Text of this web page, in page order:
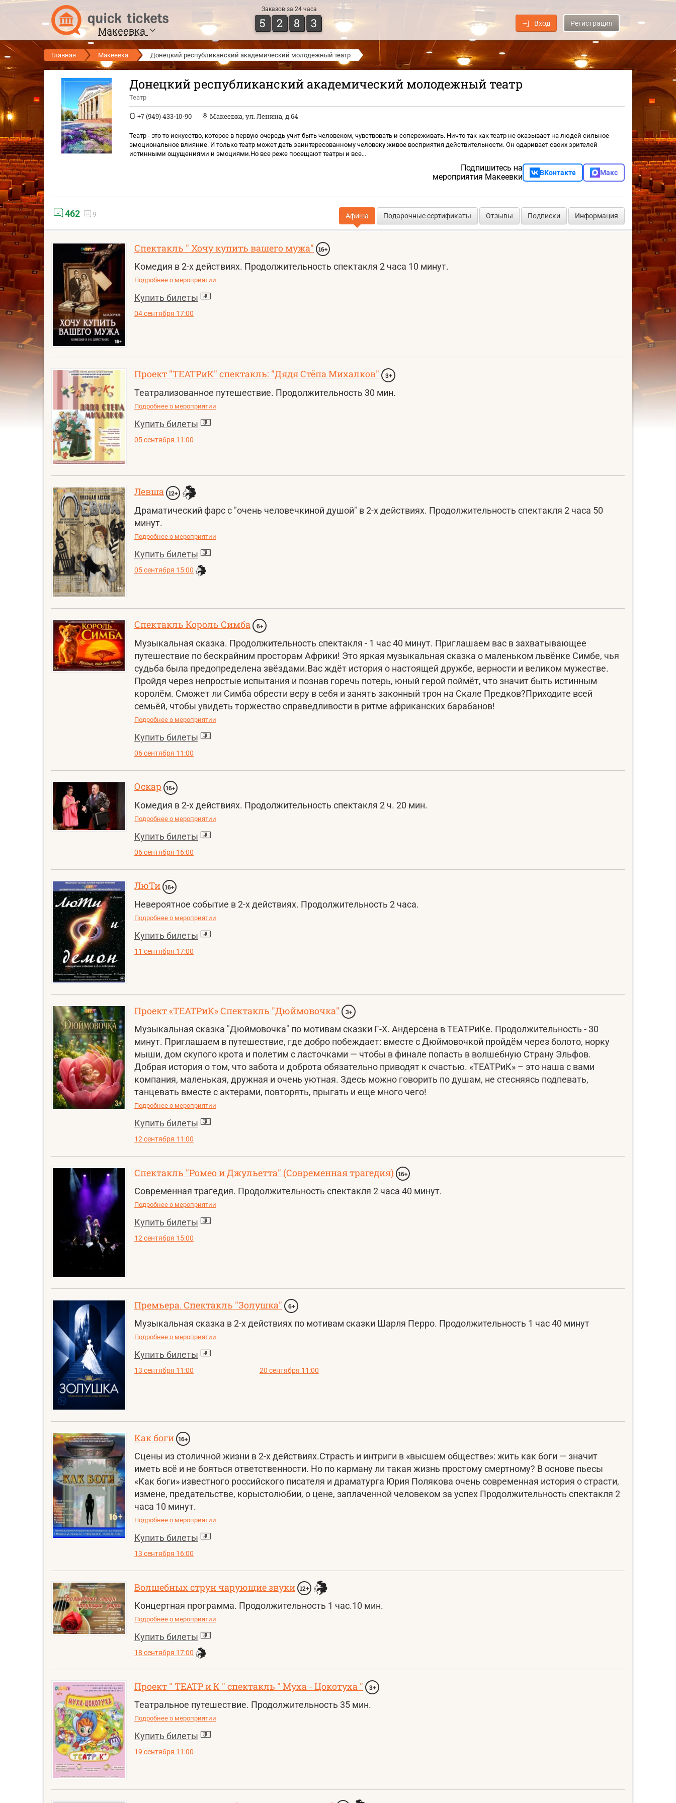
Макеевка
Заказов за 24 часа
5 2 8 3 Вход Регистрация
Главная Макеевка Донецкий республиканский академический молодежный театр
Донецкий республиканский академический молодежный театр
Театр
+7 (949) 433-10-90 Макеевка, ул. Ленина, д.64
Театр - это то искусство, которое в первую очередь учит быть человеком, чувствовать и сопереживать. Ничто так как театр не оказывает на людей сильное
эмоциональное влияние. И только театр может дать заинтересованному человеку живое восприятия действительности. Он одаривает своих зрителей
истинными ощущениями и эмоциями.Но все реже посещают театры и все…
Подпишитесь на
мероприятия Макеевки
ВКонтакте Макс
462 9 Афиша Подарочные сертификаты Отзывы Подписки Информация
Спектакль " Хочу купить вашего мужа" 16+
Комедия в 2-х действиях. Продолжительность спектакля 2 часа 10 минут.
Подробнее о мероприятии
Купить билеты
04 сентября 17:00
Проект "ТЕАТРиК" спектакль: "Дядя Стёпа Михалков" 3+
Театрализованное путешествие. Продолжительность 30 мин.
Подробнее о мероприятии
Купить билеты
05 сентября 11:00
Левша 12+
Драматический фарс с "очень человечкиной душой" в 2-х действиях. Продолжительность спектакля 2 часа 50
минут.
Подробнее о мероприятии
Купить билеты
05 сентября 15:00
Спектакль Король Симба 6+
Музыкальная сказка. Продолжительность спектакля - 1 час 40 минут. Приглашаем вас в захватывающее
путешествие по бескрайним просторам Африки! Это яркая музыкальная сказка о маленьком львёнке Симбе, чья
судьба была предопределена звёздами. ​Вас ждёт история о настоящей дружбе, верности и великом мужестве.
Пройдя через непростые испытания и познав горечь потерь, юный герой поймёт, что значит быть истинным
королём. Сможет ли Симба обрести веру в себя и занять законный трон на Скале Предков? ​Приходите всей
семьёй, чтобы увидеть торжество справедливости в ритме африканских барабанов!
Подробнее о мероприятии
Купить билеты
06 сентября 11:00
Оскар 16+
Комедия в 2-х действиях. Продолжительность спектакля 2 ч. 20 мин.
Подробнее о мероприятии
Купить билеты
06 сентября 16:00
ЛюТи 16+
Невероятное событие в 2-х действиях. Продолжительность 2 часа.
Подробнее о мероприятии
Купить билеты
11 сентября 17:00
Проект «ТЕАТРиК» Спектакль "Дюймовочка" 3+
Музыкальная сказка "Дюймовочка" по мотивам сказки Г-Х. Андерсена в ТЕАТРиКе. Продолжительность - 30
минут. Приглашаем в путешествие, где добро побеждает: вместе с Дюймовочкой пройдём через болото, норку
мыши, дом скупого крота и полетим с ласточками — чтобы в финале попасть в волшебную Страну Эльфов.
Добрая история о том, что забота и доброта обязательно приводят к счастью. «ТЕАТРиК» – это наша с вами
компания, маленькая, дружная и очень уютная. Здесь можно говорить по душам, не стесняясь подпевать,
танцевать вместе с актерами, повторять, прыгать и еще много чего!
Подробнее о мероприятии
Купить билеты
12 сентября 11:00
Спектакль "Ромео и Джульетта" (Современная трагедия) 16+
Современная трагедия. Продолжительность спектакля 2 часа 40 минут.
Подробнее о мероприятии
Купить билеты
12 сентября 15:00
Премьера. Спектакль "Золушка" 6+
Музыкальная сказка в 2-х действиях по мотивам сказки Шарля Перро. Продолжительность 1 час 40 минут
Подробнее о мероприятии
Купить билеты
13 сентября 11:00 20 сентября 11:00
Как боги 16+
Сцены из столичной жизни в 2-х действиях. ​Страсть и интриги в «высшем обществе»: жить как боги — значит
иметь всё и не бояться ответственности. Но по карману ли такая жизнь простому смертному? В основе пьесы
«Как боги» известного российского писателя и драматурга Юрия Полякова очень современная история о страсти,
измене, предательстве, корыстолюбии, о цене, заплаченной человеком за успех Продолжительность спектакля 2
часа 10 минут.
Подробнее о мероприятии
Купить билеты
13 сентября 16:00
Волшебных струн чарующие звуки 12+
Концертная программа. Продолжительность 1 час.10 мин.
Подробнее о мероприятии
Купить билеты
18 сентября 17:00
Проект " ТЕАТР и К " спектакль " Муха - Цокотуха " 3+
Театральное путешествие. Продолжительность 35 мин.
Подробнее о мероприятии
Купить билеты
19 сентября 11:00